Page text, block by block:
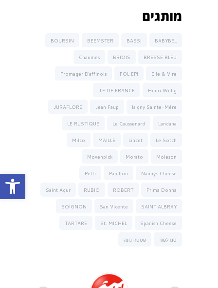
פתח סרגל נגישות
מותגים
BABYBEL
BASSI
BEEMSTER
BOURSIN
BRESSE BLEU
BRIOIS
Chaumes
Elle & Vire
FOL EPI
Fromager D'affinois
Henri Willig
ILE DE FRANCE
Isigny Sainte-Mère
Jean Faup
JURAFLORE
Landana
Le Caussenard
LE RUSTIQUE
Le Sotch
Lincet
MAILLE
Milco
Moleson
Morato
Movenpick
Nanny's Cheese
Papillon
Petti
Prima Donna
ROBERT
RUBIO
Saint Agur
SAINT ALBRAY
San Vicente
SOIGNON
Spanish Cheese
St. MICHEL
TARTARE
סנדלפור פסטה נונה